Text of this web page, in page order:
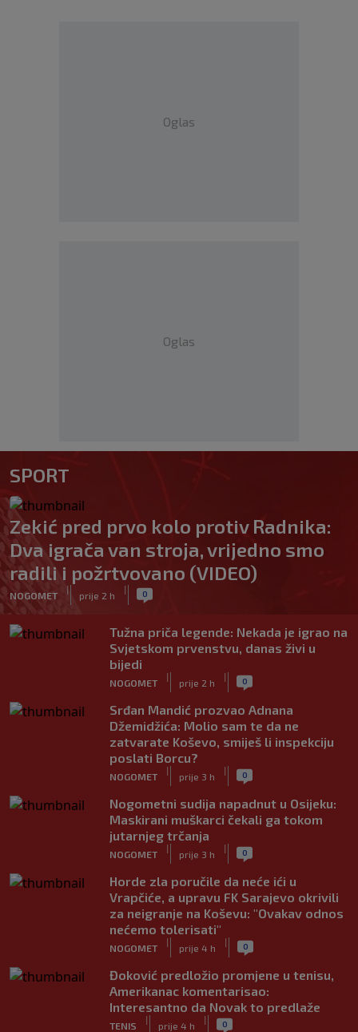
Oglas
Oglas
SPORT
Zekić pred prvo kolo protiv Radnika:
Dva igrača van stroja, vrijedno smo
radili i požrtvovano (VIDEO)
NOGOMET
|
prije 2 h
| 0
Tužna priča legende: Nekada je igrao na
Svjetskom prvenstvu, danas živi u
bijedi
NOGOMET
|
prije 2 h
| 0
Srđan Mandić prozvao Adnana
Džemidžića: Molio sam te da ne
zatvarate Koševo, smiješ li inspekciju
poslati Borcu?
NOGOMET
|
prije 3 h
| 0
Nogometni sudija napadnut u Osijeku:
Maskirani muškarci čekali ga tokom
jutarnjeg trčanja
NOGOMET
|
prije 3 h
| 0
Horde zla poručile da neće ići u
Vrapčiće, a upravu FK Sarajevo okrivili
za neigranje na Koševu: "Ovakav odnos
nećemo tolerisati"
NOGOMET
|
prije 4 h
| 0
Đoković predložio promjene u tenisu,
Amerikanac komentarisao:
Interesantno da Novak to predlaže
TENIS
|
prije 4 h
| 0